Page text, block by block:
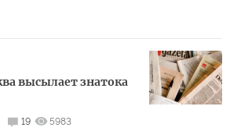
высылает знатока
19 5983